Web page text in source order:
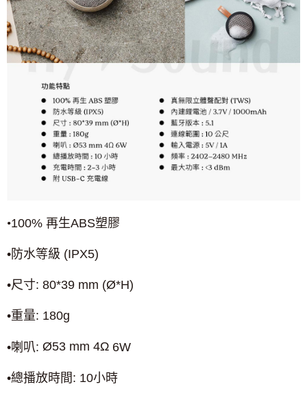
•100% 再生ABS塑膠
•防水等級 (IPX5)
•尺寸: 80*39 mm (Ø*H)
•重量: 180g
•喇叭: Ø53 mm 4Ω 6W
•總播放時間: 10小時